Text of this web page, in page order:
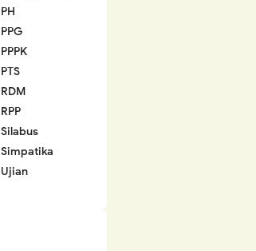
PH
PPG
PPPK
PTS
RDM
RPP
Silabus
Simpatika
Ujian